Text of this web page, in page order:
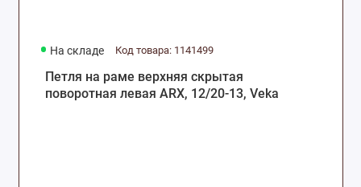
На складе Код товара: 1141499
Петля на раме верхняя скрытая
поворотная левая ARX, 12/20-13, Veka